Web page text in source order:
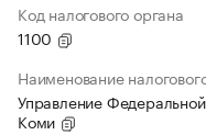
Код налогового органа
1100
Наименование
Управление
Коми